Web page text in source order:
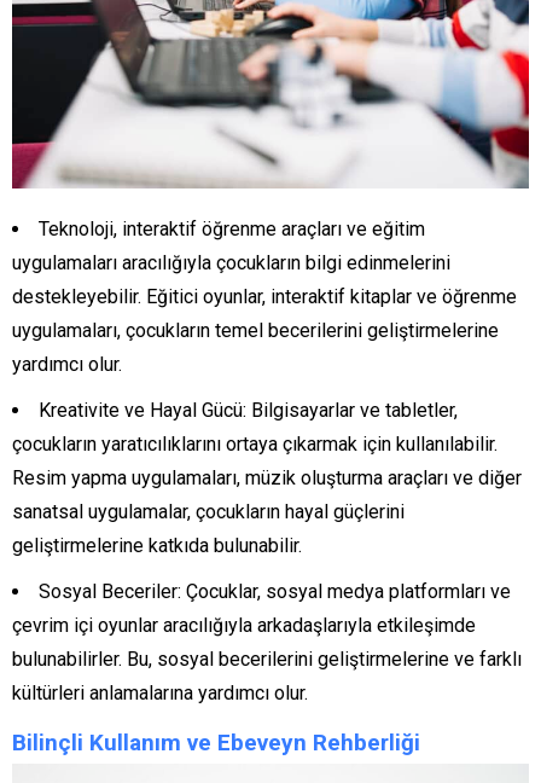
Teknoloji, interaktif öğrenme araçları ve eğitim
uygulamaları aracılığıyla çocukların bilgi edinmelerini
destekleyebilir. Eğitici oyunlar, interaktif kitaplar ve öğrenme
uygulamaları, çocukların temel becerilerini geliştirmelerine
yardımcı olur.
Kreativite ve Hayal Gücü: Bilgisayarlar ve tabletler,
çocukların yaratıcılıklarını ortaya çıkarmak için kullanılabilir.
Resim yapma uygulamaları, müzik oluşturma araçları ve diğer
sanatsal uygulamalar, çocukların hayal güçlerini
geliştirmelerine katkıda bulunabilir.
Sosyal Beceriler: Çocuklar, sosyal medya platformları ve
çevrim içi oyunlar aracılığıyla arkadaşlarıyla etkileşimde
bulunabilirler. Bu, sosyal becerilerini geliştirmelerine ve farklı
kültürleri anlamalarına yardımcı olur.
Bilinçli Kullanım ve Ebeveyn Rehberliği